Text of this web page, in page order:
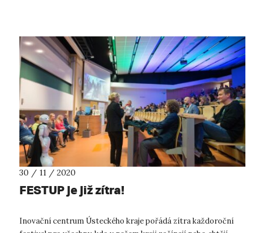
30 / 11 / 2020
FESTUP je již zítra!
Inovační centrum Ústeckého kraje pořádá zítra každoroční